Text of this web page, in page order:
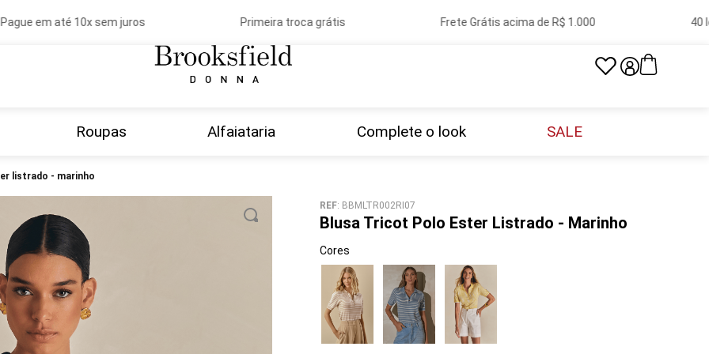
em até 10x sem juros Primeira troca grátis Frete Grátis acima de R$ 1.000 40
Roupas Alfaiataria Complete o look SALE
listrado - marinho
REF: BBMLTR002RI07
Blusa Tricot Polo Ester Listrado - Marinho
Cores